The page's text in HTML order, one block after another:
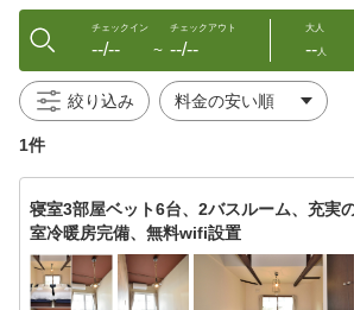
チェックイン
--/-- 〜
チェックアウト
--/--
大人
--人
絞り込み
1件
寝室3部屋ベット6台、2バスルーム、充実
室冷暖房完備、無料wifi設置